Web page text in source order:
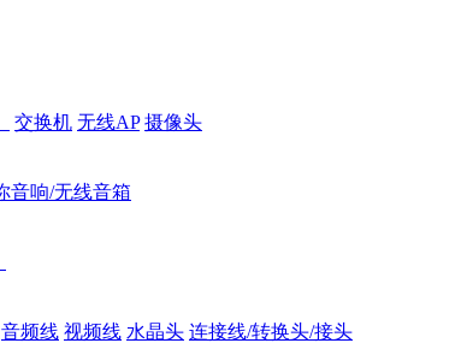
交换机 无线AP 摄像头
音响/无线音箱
音频线 视频线 水晶头 连接线/转换头/接头